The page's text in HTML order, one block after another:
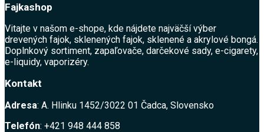
Fajkashop
Vitajte v našom e-shope, kde nájdete najväčší výber
drevených fajok, sklenených fajok, sklenené a akrylové bongá.
Doplnkový sortiment, zapaľovače, darčekové sady, e-cigarety,
e-liquidy, vaporizéry.
Kontakt
Adresa: A. Hlinku 1452/3022 01 Čadca, Slovensko
Telefón: +421 948 444 858